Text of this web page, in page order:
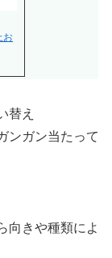
お
替え
ンガン当たって
向きや種類によ